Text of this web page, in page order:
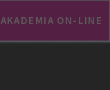
AKADEMIA ON-LINE